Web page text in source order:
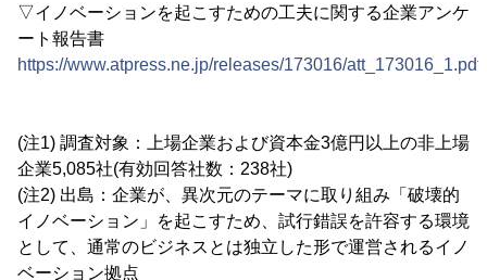
▽イノベーションを起こすための工夫に関する企業アンケ
ート報告書
https://www.atpress.ne.jp/releases/173016/att_173016_1.pdf
(注1) 調査対象：上場企業および資本金3億円以上の非上場
企業5,085社(有効回答社数：238社)
(注2) 出島：企業が、異次元のテーマに取り組み「破壊的
イノベーション」を起こすため、試行錯誤を許容する環境
として、通常のビジネスとは独立した形で運営されるイノ
ベーション拠点